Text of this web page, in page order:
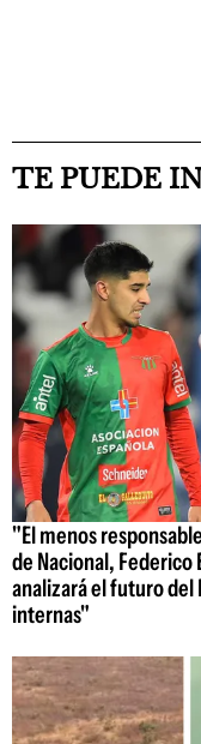
TE PUEDE
"El menos
de Nacional,
analizará el futuro del
internas"